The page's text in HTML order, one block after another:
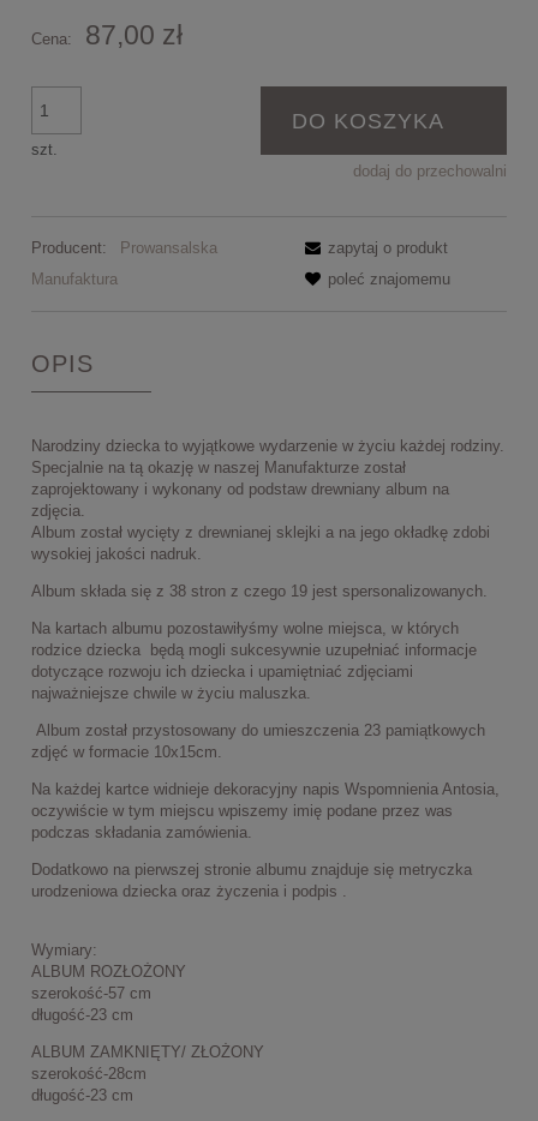
Cena: 87,00 zł
szt.
DO KOSZYKA
dodaj do przechowalni
Producent:
Prowansalska
Manufaktura
zapytaj o produkt
poleć znajomemu
OPIS
Narodziny dziecka to wyjątkowe wydarzenie w życiu każdej rodziny.
Specjalnie na tą okazję w naszej Manufakturze został
zaprojektowany i wykonany od podstaw drewniany album na
zdjęcia.
Album został wycięty z drewnianej sklejki a na jego okładkę zdobi
wysokiej jakości nadruk.
Album składa się z 38 stron z czego 19 jest spersonalizowanych.
Na kartach albumu pozostawiłyśmy wolne miejsca, w których
rodzice dziecka będą mogli sukcesywnie uzupełniać informacje
dotyczące rozwoju ich dziecka i upamiętniać zdjęciami
najważniejsze chwile w życiu maluszka.
Album został przystosowany do umieszczenia 23 pamiątkowych
zdjęć w formacie 10x15cm.
Na każdej kartce widnieje dekoracyjny napis Wspomnienia Antosia,
oczywiście w tym miejscu wpiszemy imię podane przez was
podczas składania zamówienia.
Dodatkowo na pierwszej stronie albumu znajduje się metryczka
urodzeniowa dziecka oraz życzenia i podpis .
Wymiary:
ALBUM ROZŁOŻONY
szerokość-57 cm
długość-23 cm
ALBUM ZAMKNIĘTY/ ZŁOŻONY
szerokość-28cm
długość-23 cm